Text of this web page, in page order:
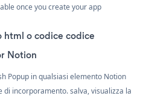
once you create your app
o codice codice
Notion
Popup in qualsiasi elemento Notion
di incorporamento. salva, visualizza la